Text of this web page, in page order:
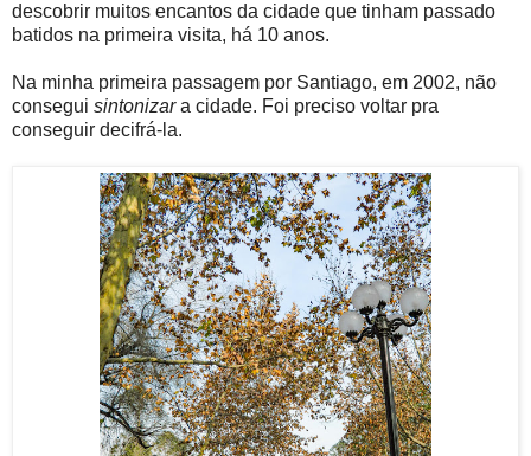
descobrir muitos encantos da cidade que tinham passado
batidos na primeira visita, há 10 anos.
Na minha primeira passagem por Santiago, em 2002, não
consegui sintonizara cidade. Foi preciso voltar pra
conseguir decifrá-la.